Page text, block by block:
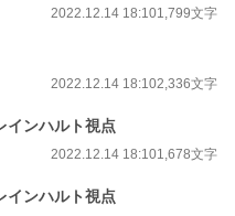
2022.12.14 18:101,799文字
2022.12.14 18:102,336文字
インハルト視点
2022.12.14 18:101,678文字
インハルト視点